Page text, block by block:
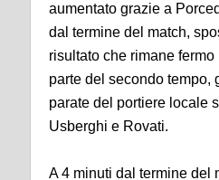
aumentato grazie a
dal termine del match,
risultato che rimane
parte del secondo tempo,
parate del portiere locale
Usberghi e Rovati.
A 4 minuti dal termine del